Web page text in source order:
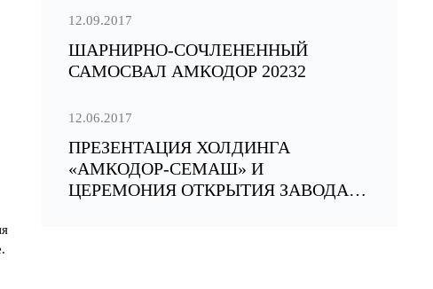
РАБОТАЮЩИХ В РФ
12.09.2017
ШАРНИРНО-СОЧЛЕНЕННЫЙ
САМОСВАЛ АМКОДОР 20232
12.06.2017
ПРЕЗЕНТАЦИЯ ХОЛДИНГА
«АМКОДОР-СЕМАШ» И
ЦЕРЕМОНИЯ ОТКРЫТИЯ ЗАВОДА